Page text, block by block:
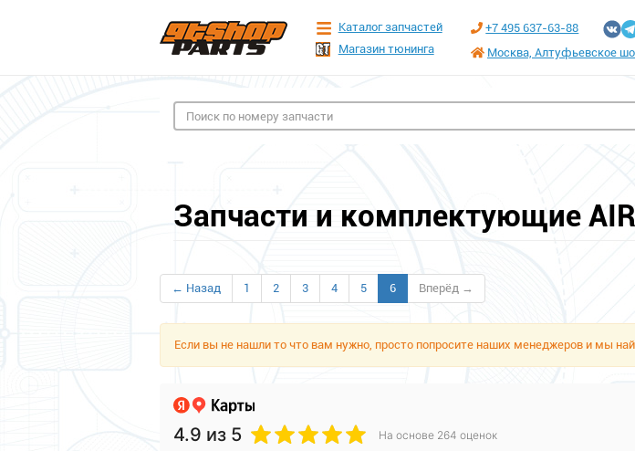
Каталог запчастей
Магазин тюнинга
+7 495 637-63-88
Москва, Алтуфьевское
Запчасти и комплектующие
← Назад 1 2 3 4 5 6 Вперёд →
Если вы не нашли то что вам нужно, просто попросите наших менеджеров и мы
4.9 из 5 На основе 264 оценок